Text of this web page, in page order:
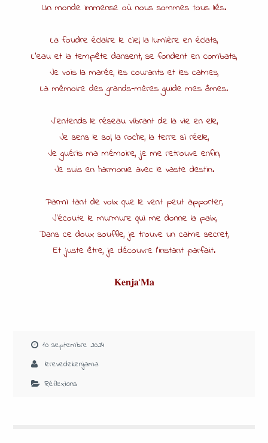
Un monde immense où nous sommes tous liés.
La foudre éclaire le ciel, la lumière en éclats,
L’eau et la tempête dansent, se fondent en combats,
Je vois la marée, les courants et les calmes,
La mémoire des grands-mères guide mes âmes.
J’entends le réseau vibrant de la vie en elle,
Je sens le sol, la roche, la terre si réelle,
Je guéris ma mémoire, je me retrouve enfin,
Je suis en harmonie avec le vaste destin.
Parmi tant de voix que le vent peut apporter,
J’écoute le murmure qui me donne la paix,
Dans ce doux souffle, je trouve un calme secret,
Et juste être, je découvre l’instant parfait.
𝐊𝐞𝐧𝐣𝐚’𝐌𝐚
10 septembre 2024
lerevedekenjama
Réflexions